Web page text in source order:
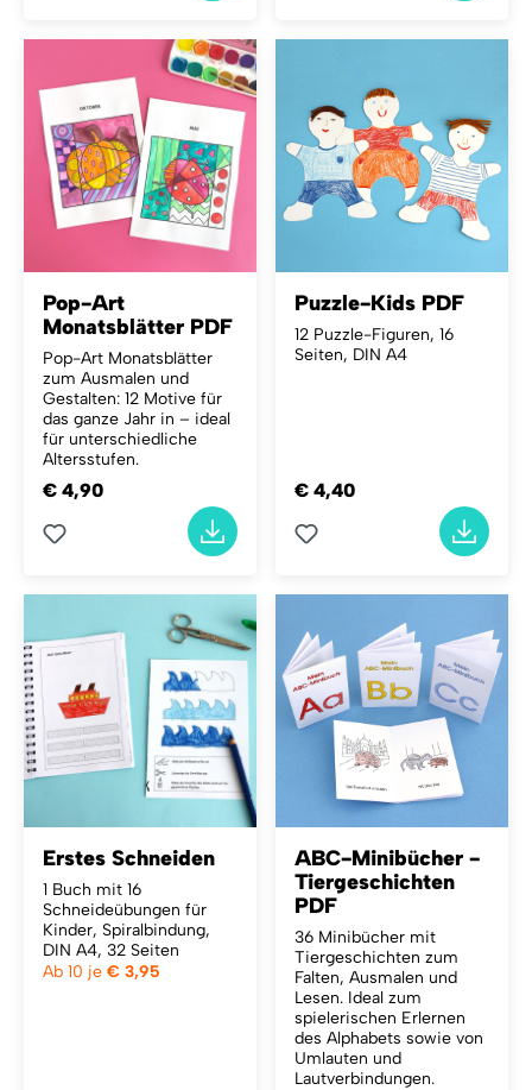
Pop-Art
Monatsblätter PDF
Pop-Art Monatsblätter
zum Ausmalen und
Gestalten: 12 Motive für
das ganze Jahr in – ideal
für unterschiedliche
Altersstufen.
€ 4,90
Puzzle-Kids PDF
12 Puzzle-Figuren, 16
Seiten, DIN A4
€ 4,40
Erstes Schneiden
1 Buch mit 16
Schneideübungen für
Kinder, Spiralbindung,
DIN A4, 32 Seiten
Ab 10 je € 3,95
ABC-Minibücher -
Tiergeschichten
PDF
36 Minibücher mit
Tiergeschichten zum
Falten, Ausmalen und
Lesen. Ideal zum
spielerischen Erlernen
des Alphabets sowie von
Umlauten und
Lautverbindungen.